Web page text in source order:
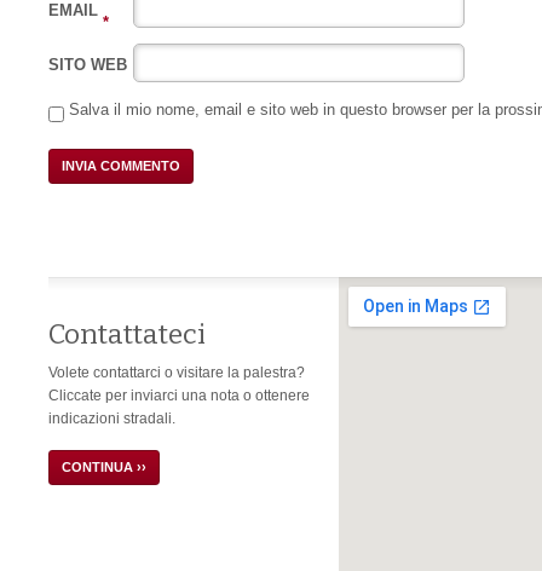
EMAIL
*
SITO WEB
Salva il mio nome, email e sito web in questo browser per la
Contattateci
Volete contattarci o visitare la palestra?
Cliccate per inviarci una nota o ottenere
indicazioni stradali.
CONTINUA ››